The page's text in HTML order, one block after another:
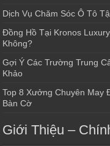
Dịch Vụ Chăm Sóc Ô Tô
Đồng Hồ Tại Kronos
Không?
Gợi Ý Các Trường Trung
Khảo
Top 8 Xưởng Chuyên May
Bàn Cờ
Giới Thiệu –